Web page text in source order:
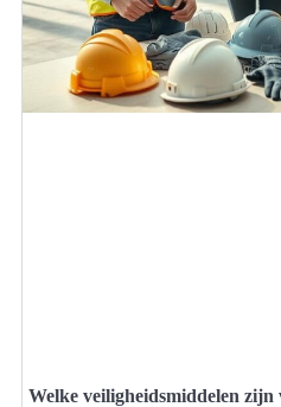
Welke veiligheidsmiddelen